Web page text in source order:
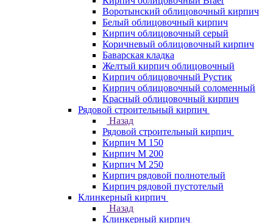
Воротынский облицовочный кирпич
Белый облицовочный кирпич
Кирпич облицовочный серый
Коричневый облицовочный кирпич
Баварская кладка
Желтый кирпич облицовочный
Кирпич облицовочный Рустик
Кирпич облицовочный соломенный
Красный облицовочный кирпич
Рядовой строительный кирпич
Назад
Рядовой строительный кирпич
Кирпич М 150
Кирпич М 200
Кирпич М 250
Кирпич рядовой полнотелый
Кирпич рядовой пустотелый
Клинкерный кирпич
Назад
Клинкерный кирпич